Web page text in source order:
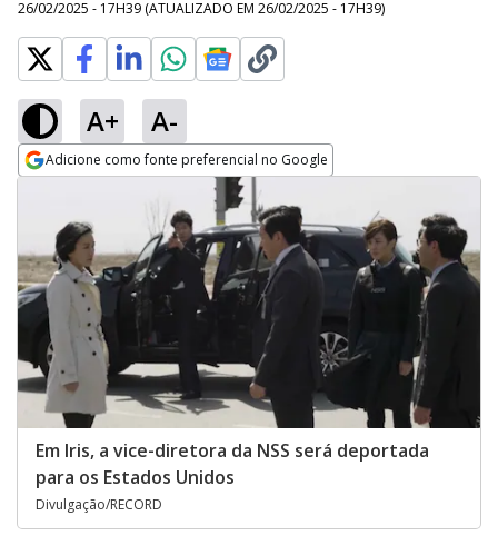
26/02/2025 - 17H39 (ATUALIZADO EM 26/02/2025 - 17H39)
A+ A-
Adicione como fonte preferencial no Google
Em Iris, a vice-diretora da NSS será deportada
para os Estados Unidos
Divulgação/RECORD